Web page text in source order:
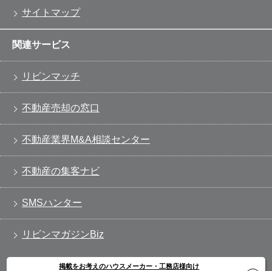
サイトマップ
関連サービス
リビンマッチ
不動産売却の窓口
不動産業界M&A相談センター
不動産の集客ナビ
SMSハンター
リビンマガジンBiz
掲載をお考えのハウスメーカー・工務店様向け